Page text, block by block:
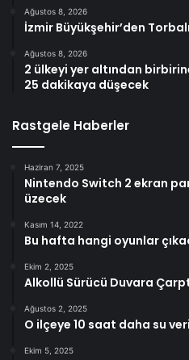
Ağustos 8, 2026
İzmir Büyükşehir’den
Ağustos 8, 2026
2 ülkeyi yer altından
25 dakikaya düşecek
Rastgele Haberler
Haziran 7, 2025
Nintendo Switch 2 ekran
üzecek
Kasım 14, 2022
Bu hafta hangi oyunlar
Ekim 2, 2025
Alkollü Sürücü Duvara
Ağustos 2, 2025
O ilçeye 10 saat daha su
Ekim 5, 2025